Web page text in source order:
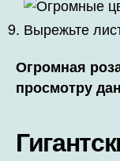
Вырежьте
Огромная
просмотру